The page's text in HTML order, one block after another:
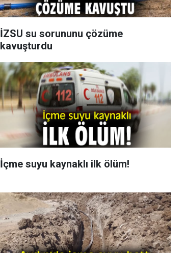
İZSU su sorununu çözüme
kavuşturdu
İçme suyu kaynaklı ilk ölüm!